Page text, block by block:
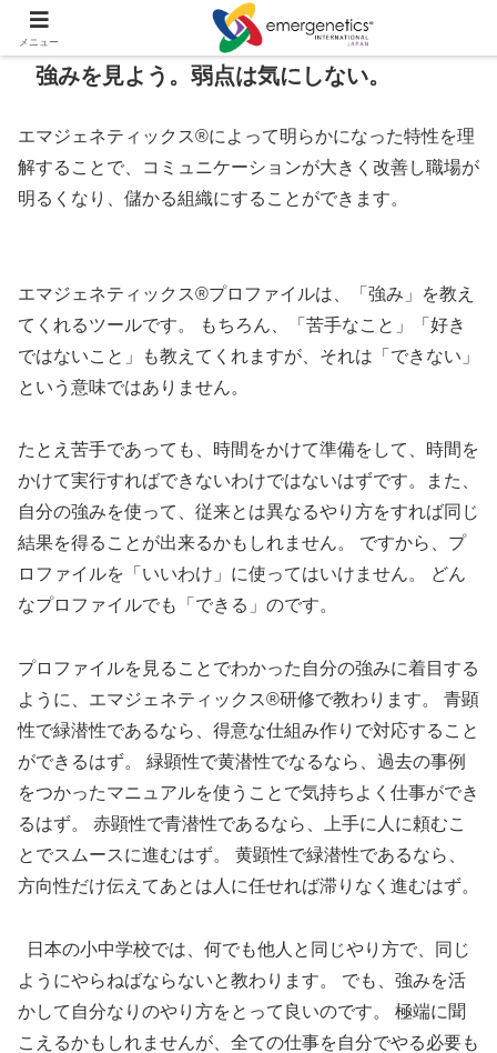
強みを見よう。弱点は気にしない。
エマジェネティックス®によって明らかになった特性を理
解することで、コミュニケーションが大きく改善し職場が
明るくなり、儲かる組織にすることができます。
エマジェネティックス®プロファイルは、「強み」を教え
てくれるツールです。 もちろん、「苦手なこと」「好き
ではないこと」も教えてくれますが、それは「できない」
という意味ではありません。
たとえ苦手であっても、時間をかけて準備をして、時間を
かけて実行すればできないわけではないはずです。また、
自分の強みを使って、従来とは異なるやり方をすれば同じ
結果を得ることが出来るかもしれません。 ですから、プ
ロファイルを「いいわけ」に使ってはいけません。 どん
なプロファイルでも「できる」のです。
プロファイルを見ることでわかった自分の強みに着目する
ように、エマジェネティックス®研修で教わります。 青顕
性で緑潜性であるなら、得意な仕組み作りで対応すること
ができるはず。 緑顕性で黄潜性でなるなら、過去の事例
をつかったマニュアルを使うことで気持ちよく仕事ができ
るはず。 赤顕性で青潜性であるなら、上手に人に頼むこ
とでスムースに進むはず。 黄顕性で緑潜性であるなら、
方向性だけ伝えてあとは人に任せれば滞りなく進むはず。
日本の小中学校では、何でも他人と同じやり方で、同じ
ようにやらねばならないと教わります。 でも、強みを活
かして自分なりのやり方をとって良いのです。 極端に聞
こえるかもしれませんが、全ての仕事を自分でやる必要も
メニュー